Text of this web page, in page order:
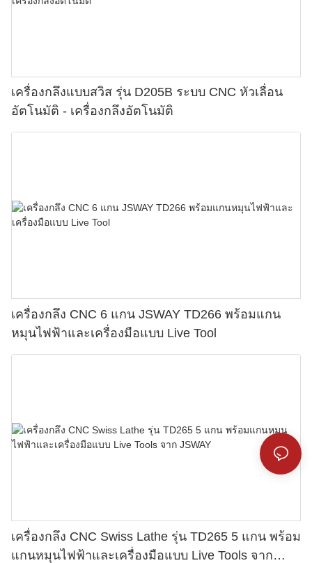
เครื่องกลึงแบบสวิส รุ่น D205B ระบบ CNC หัวเลื่อน
อัตโนมัติ - เครื่องกลึงอัตโนมัติ
เครื่องกลึง CNC 6 แกน JSWAY TD266 พร้อมแกน
หมุนไฟฟ้าและเครื่องมือแบบ Live Tool
เครื่องกลึง CNC Swiss Lathe รุ่น TD265 5 แกน พร้อม
แกนหมุนไฟฟ้าและเครื่องมือแบบ Live Tools จาก